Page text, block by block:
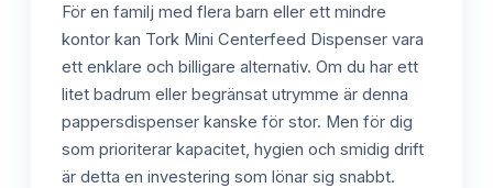
För en familj med flera barn eller ett mindre
kontor kan Tork Mini Centerfeed Dispenser vara
ett enklare och billigare alternativ. Om du har ett
litet badrum eller begränsat utrymme är denna
pappersdispenser kanske för stor. Men för dig
som prioriterar kapacitet, hygien och smidig drift
är detta en investering som lönar sig snabbt.